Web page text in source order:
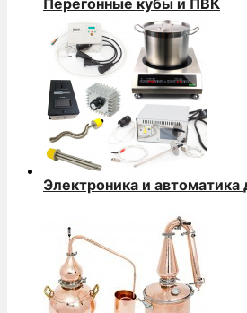
Электроника и